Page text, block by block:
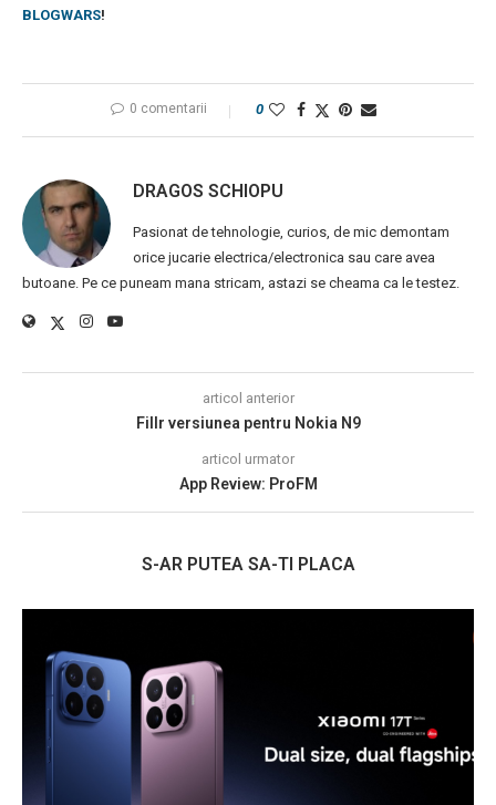
BLOGWARS!
0 comentarii 0
DRAGOS SCHIOPU
Pasionat de tehnologie, curios, de mic demontam
orice jucarie electrica/electronica sau care avea
butoane. Pe ce puneam mana stricam, astazi se cheama ca le testez.
articol anterior
Fillr versiunea pentru Nokia N9
articol urmator
App Review: ProFM
S-AR PUTEA SA-TI PLACA